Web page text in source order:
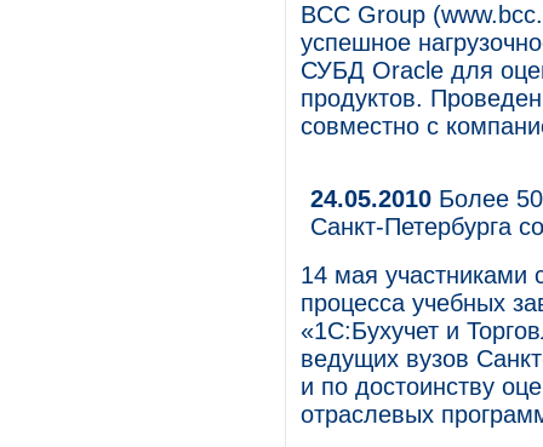
BCC Group
успешное
СУБД Oracle для
продуктов.
совместно с
24.05.2010 Более
Санкт-Петербурга
14 мая участниками
процесса учебных
«1С:Бухучет и
ведущих вузов
и по достоинству
отраслевых